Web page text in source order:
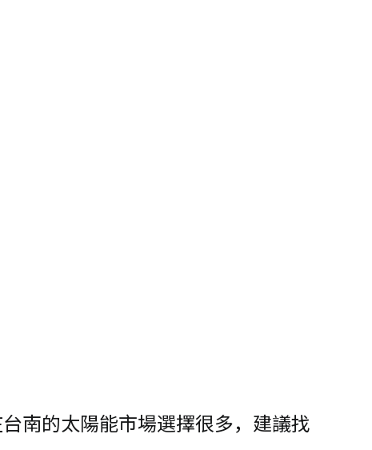
南的太陽能市場選擇很多，建議找